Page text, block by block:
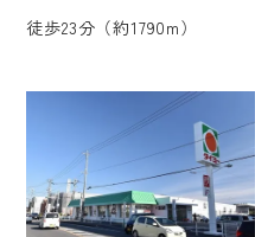
徒歩23分（約1790m）